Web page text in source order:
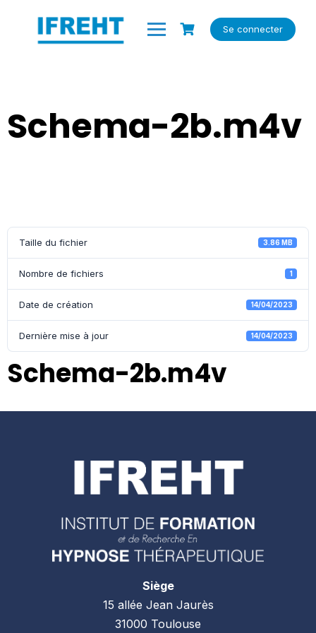
Se connecter
Schema-2b.m4v
Taille du fichier 3.86 MB
Nombre de fichiers 1
Date de création 14/04/2023
Dernière mise à jour 14/04/2023
Schema-2b.m4v
Siège
15 allée Jean Jaurès
31000 Toulouse